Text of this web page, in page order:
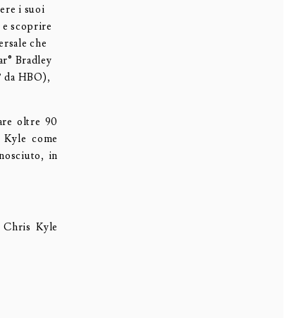
i suoi
scoprire
che
Bradley
HBO),
oltre 90
come
in
Kyle